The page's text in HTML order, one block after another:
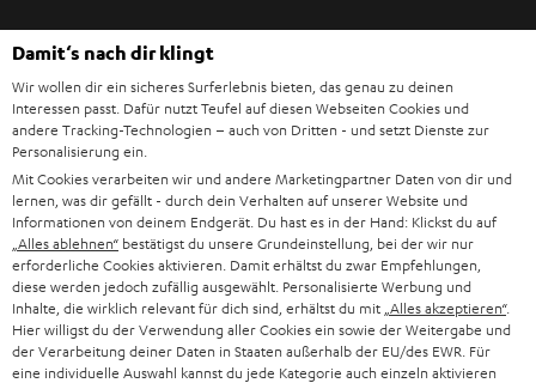
a
m
e
l
d
u
n
g
Kategorien
HEIMKINO
HEIMKINO-KOMPLETTANLAGEN
SOUNDBARS
STEREO
SMART HOME
Unternehmen
SUPPORT
KARRIERE
PRESSE & MARKETING
GESCHÄFTSKUNDEN
Teufel Onlineshops
DEUTSCHLAND
ÖSTERREICH
Damit‘s nach dir klingt
Wir wollen dir ein sicheres Surferlebnis bieten, das genau zu deinen
Interessen passt. Dafür nutzt Teufel auf diesen Webseiten Cookies und
andere Tracking-Technologien – auch von Dritten - und setzt Dienste zur
Personalisierung ein.
Mit Cookies verarbeiten wir und andere Marketingpartner Daten von dir und
lernen, was dir gefällt - durch dein Verhalten auf unserer Website und
Informationen von deinem Endgerät. Du hast es in der Hand: Klickst du auf
„Alles ablehnen“ bestätigst du unsere Grundeinstellung, bei der wir nur
erforderliche Cookies aktivieren. Damit erhältst du zwar Empfehlungen,
diese werden jedoch zufällig ausgewählt. Personalisierte Werbung und
Inhalte, die wirklich relevant für dich sind, erhältst du mit „Alles akzeptieren“.
Hier willigst du der Verwendung aller Cookies ein sowie der Weitergabe und
der Verarbeitung deiner Daten in Staaten außerhalb der EU/des EWR. Für
eine individuelle Auswahl kannst du jede Kategorie auch einzeln aktivieren